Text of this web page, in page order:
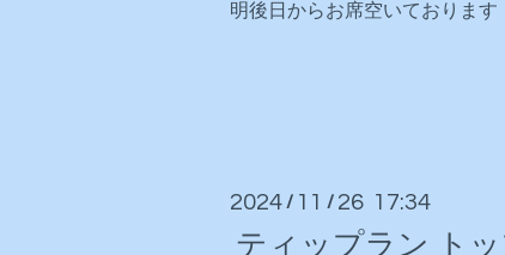
明後日からお席空いておりま
2024 / 11 / 26 17:34
ティップラン トッ